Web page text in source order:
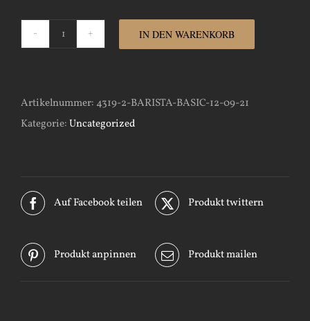
09-
21
IN DEN WARENKORB
Artikelnummer:4319-2-BARISTA-BASIC-12-09-21
Kategorie:Uncategorized
Auf Facebook teilen Produkt twittern
Produkt anpinnen Produkt mailen